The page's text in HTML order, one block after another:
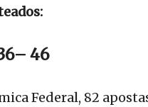
46
Federal, 82